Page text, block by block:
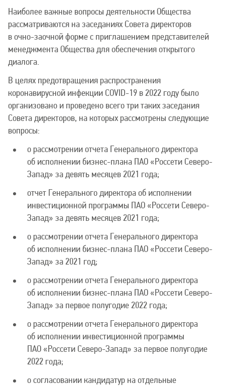
Наиболее важные вопросы деятельности Общества
рассматриваются на заседаниях Совета директоров
в очно-заочной форме с приглашением представителей
менеджмента Общества для обеспечения открытого
диалога.
В целях предотвращения распространения
коронавирусной инфекции COVID-19 в 2022 году было
организовано и проведено всего три таких заседания
Совета директоров, на которых рассмотрены следующие
вопросы:
о рассмотрении отчета Генерального директора
об исполнении бизнес-плана ПАО «Россети Северо-
Запад» за девять месяцев 2021 года;
отчет Генерального директора об исполнении
инвестиционной программы ПАО «Россети Северо-
Запад» за девять месяцев 2021 года;
о рассмотрении отчета Генерального директора
об исполнении бизнес-плана ПАО «Россети Северо-
Запад» за 2021 год;
о рассмотрении отчета Генерального директора
об исполнении бизнес-плана ПАО «Россети Северо-
Запад» за первое полугодие 2022 года;
о рассмотрении отчета Генерального директора
об исполнении инвестиционной программы
ПАО «Россети Северо-Запад» за первое полугодие
2022 года;
о согласовании кандидатур на отдельные